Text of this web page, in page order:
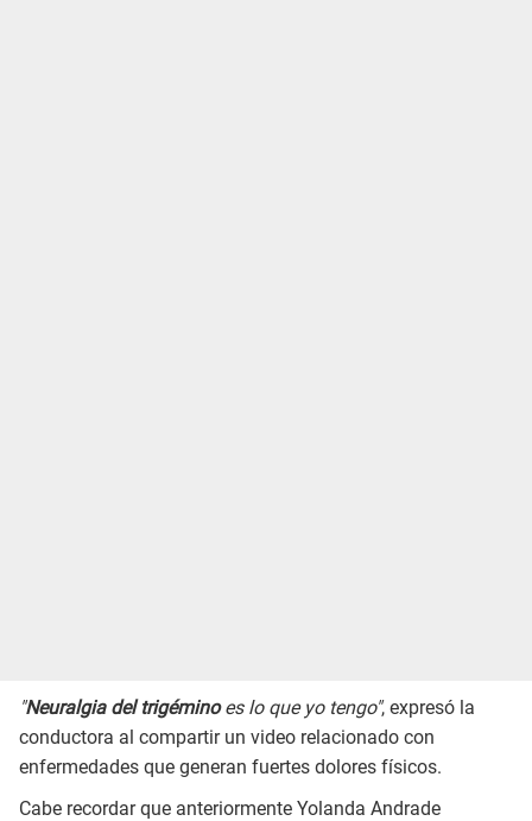
"Neuralgia del trigéminoes lo que yo tengo", expresó la
conductora al compartir un video relacionado con
enfermedades que generan fuertes dolores físicos.
Cabe recordar que anteriormente Yolanda Andrade